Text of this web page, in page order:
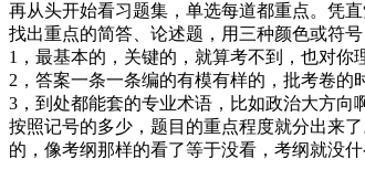
再从头开始看习题集，单选每道都重点。凭
找出重点的简答、论述题，用三种颜色或符号
1，最基本的，关键的，就算考不到，也对你
2，答案一条一条编的有模有样的，批考卷的
3，到处都能套的专业术语，比如政治大方向
按照记号的多少，题目的重点程度就分出来
的，像考纲那样的看了等于没看，考纲就没